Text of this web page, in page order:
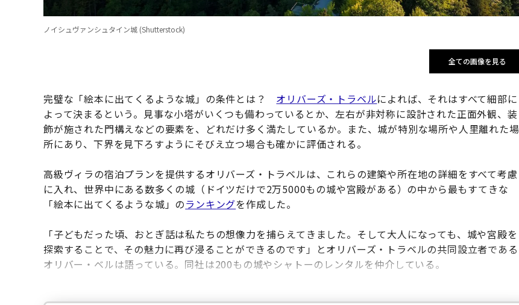
ノイシュヴァンシュタイン城 (Shutterstock)
全ての画像を見る
完璧な「絵本に出てくるような城」の条件とは？ オリバーズ・トラベルによれば、それはすべて細部に
よって決まるという。見事な小塔がいくつも備わっているとか、左右が非対称に設計された正面外観、装
飾が施された門構えなどの要素を、どれだけ多く満たしているか。また、城が特別な場所や人里離れた場
所にあり、下界を見下ろすようにそびえ立つ場合も確かに評価される。
高級ヴィラの宿泊プランを提供するオリバーズ・トラベルは、これらの建築や所在地の詳細をすべて考慮
に入れ、世界中にある数多くの城（ドイツだけで2万5000もの城や宮殿がある）の中から最もすてきな
「絵本に出てくるような城」のランキングを作成した。
「子どもだった頃、おとぎ話は私たちの想像力を捕らえてきました。そして大人になっても、城や宮殿を
探索することで、その魅力に再び浸ることができるのです」とオリバーズ・トラベルの共同設立者である
オリバー・ベルは語っている。同社は200もの城やシャトーのレンタルを仲介している。